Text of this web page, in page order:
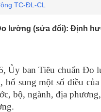
TC-ĐL-CL
lường (sửa đổi): Định
Ủy ban Tiêu chuẩn
bổ sung một số điều
bộ, ngành, địa